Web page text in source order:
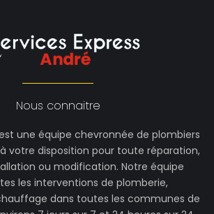
Nous connaitre
une équipe chevronnée de plombiers
votre disposition pour toute réparation,
ou modification. Notre équipe
les interventions de plomberie,
dans toutes les communes de